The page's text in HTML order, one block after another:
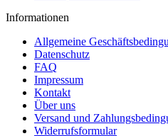
Informationen
Allgemeine
Datenschutz
FAQ
Impressum
Kontakt
Über uns
Versand und
Widerrufsformular